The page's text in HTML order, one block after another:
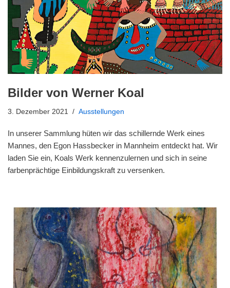
Bilder von Werner Koal
3. Dezember 2021 Ausstellungen
In unserer Sammlung hüten wir das schillernde Werk eines
Mannes, den Egon Hassbecker in Mannheim entdeckt hat. Wir
laden Sie ein, Koals Werk kennenzulernen und sich in seine
farbenprächtige Einbildungskraft zu versenken.